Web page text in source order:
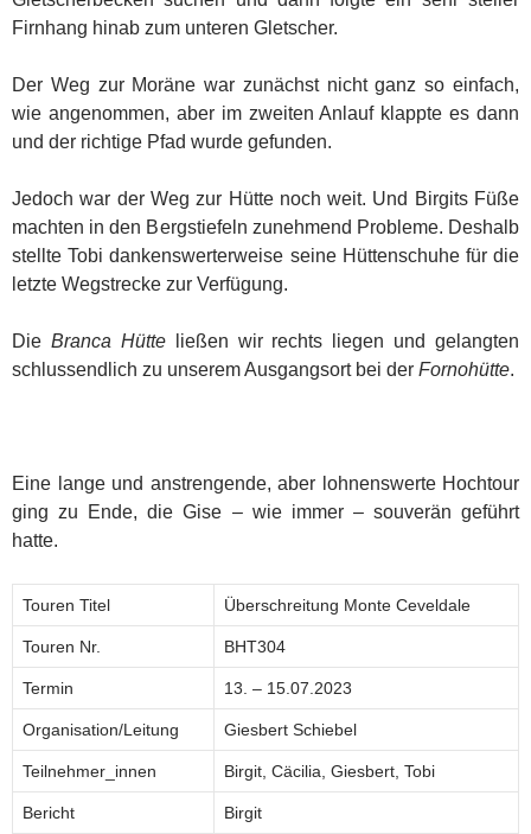
Firnhang hinab zum unteren Gletscher.
Der Weg zur Moräne war zunächst nicht ganz so einfach,
wie angenommen, aber im zweiten Anlauf klappte es dann
und der richtige Pfad wurde gefunden.
Jedoch war der Weg zur Hütte noch weit. Und Birgits Füße
machten in den Bergstiefeln zunehmend Probleme. Deshalb
stellte Tobi dankenswerterweise seine Hüttenschuhe für die
letzte Wegstrecke zur Verfügung.
Die Branca Hütteließen wir rechts liegen und gelangten
schlussendlich zu unserem Ausgangsort bei der Fornohütte.
Eine lange und anstrengende, aber lohnenswerte Hochtour
ging zu Ende, die Gise – wie immer – souverän geführt
hatte.
Touren Titel Überschreitung Monte Ceveldale
Touren Nr. BHT304
Termin 13. – 15.07.2023
Organisation/Leitung Giesbert Schiebel
Teilnehmer_innen Birgit, Cäcilia, Giesbert, Tobi
Bericht Birgit